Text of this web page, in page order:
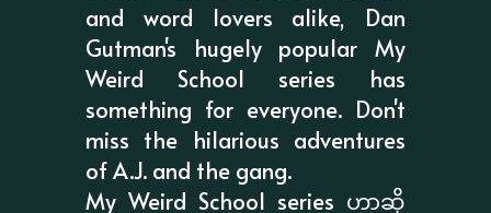
and word lovers alike, Dan
Gutman's hugely popular My
Weird School series has
something for everyone. Don't
miss the hilarious adventures
of A.J. and the gang.
My Weird School series ဟာဆို